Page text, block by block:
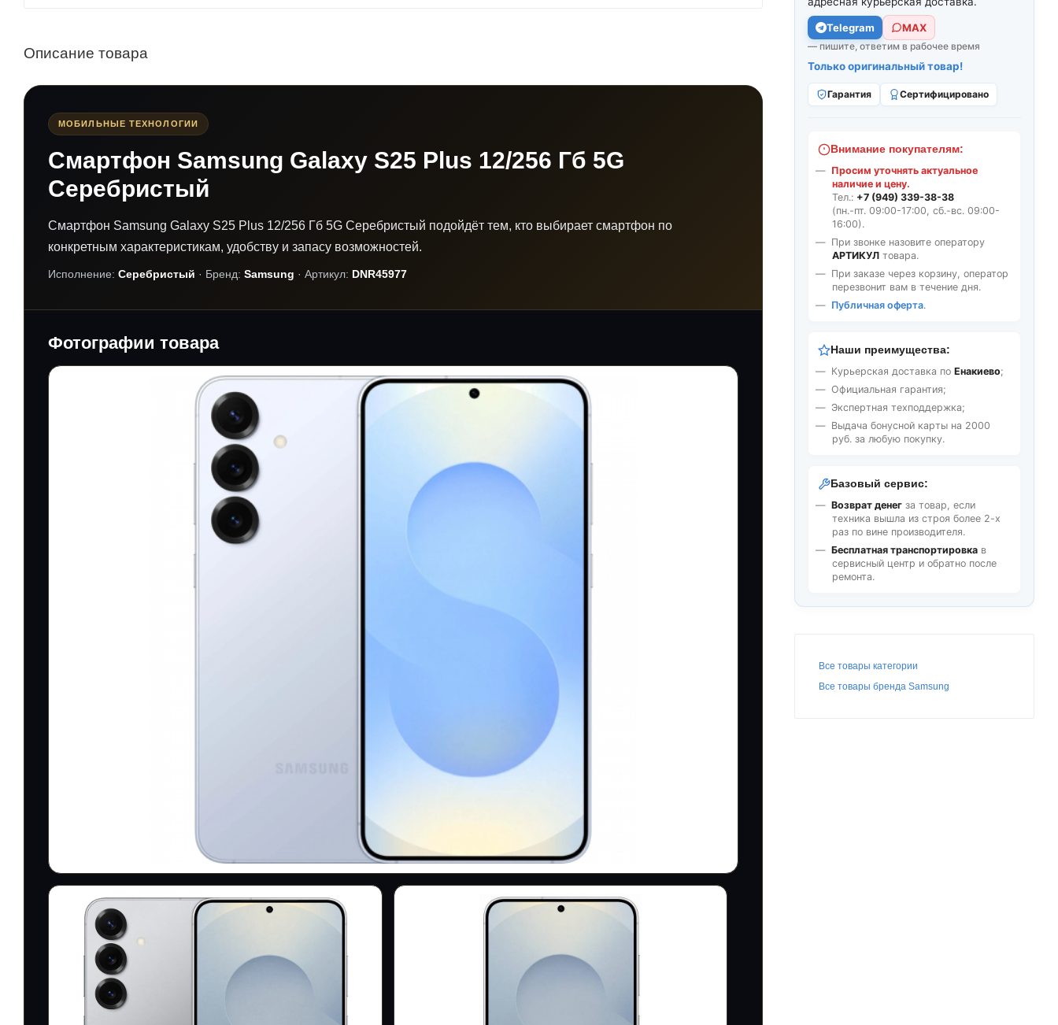
Описание товара
МОБИЛЬНЫЕ ТЕХНОЛОГИИ
Смартфон Samsung Galaxy S25 Plus 12/256 Гб 5G
Серебристый
Смартфон Samsung Galaxy S25 Plus 12/256 Гб 5G Серебристый подойдёт тем, кто выбирает смартфон по
конкретным характеристикам, удобству и запасу возможностей.
Исполнение: Серебристый · Бренд: Samsung · Артикул: DNR45977
Фотографии товара
Telegram МАХ
— пишите, ответим в рабочее время
Только оригинальный товар!
Гарантия Сертифицировано
Внимание покупателям:
Просим уточнять актуальное
наличие и цену.
Тел.: +7 (949) 339-38-38
(пн.-пт. 09:00-17:00, сб.-вс. 09:00-
16:00).
При звонке назовите оператору
АРТИКУЛ товара.
При заказе через корзину, оператор
перезвонит вам в течение дня.
Публичная оферта.
Наши преимущества:
Курьерская доставка по Енакиево;
Официальная гарантия;
Экспертная техподдержка;
Выдача бонусной карты на 2000
руб. за любую покупку.
Базовый сервис:
Возврат денег за товар, если
техника вышла из строя более 2-х
раз по вине производителя.
Бесплатная транспортировка в
сервисный центр и обратно после
ремонта.
Все товары категории
Все товары бренда Samsung